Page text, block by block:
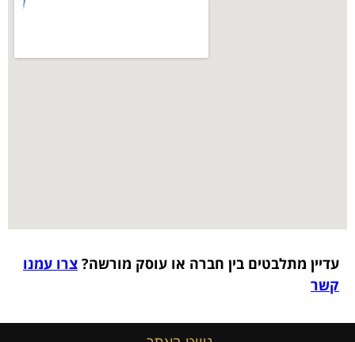
עדיין מתלבטים בין חברה או עוסק מורשה? צרו עמנו
קשר